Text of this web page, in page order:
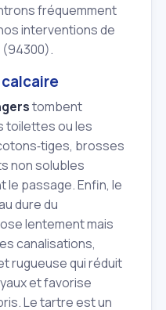
fréquemment
interventions de
(94300).
tombent
toilettes ou les
brosses
non solubles
passage. Enfin, le
dure du
lentement mais
canalisations,
rugueuse qui réduit
et favorise
Le tartre est un